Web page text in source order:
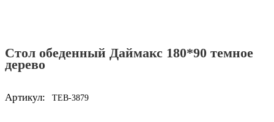
Стол обеденный Даймакс 180*90 темное
дерево
Артикул: TEB-3879